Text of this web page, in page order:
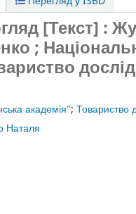
[Текст] :
;
академія"; Товариство
Наталя